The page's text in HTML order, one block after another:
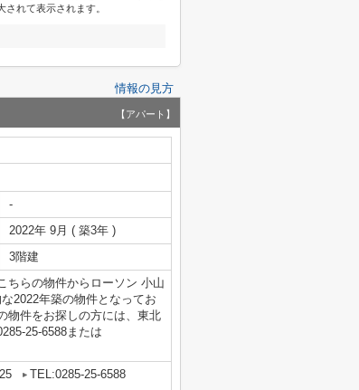
されて表示されます。
情報の見方
【アパート】
-
2022年 9月 ( 築3年 )
3階建
ちらの物件からローソン 小山
2022年築の物件となってお
物件をお探しの方には、東北
25-6588または
TEL:0285-25-6588